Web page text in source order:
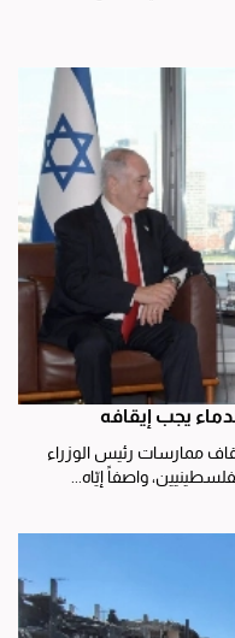
يجب إيقافه
ممارسات رئيس الوزراء
واصفاً إيّاه...